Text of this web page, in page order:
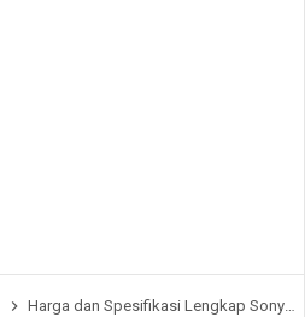
Harga dan Spesifikasi Lengkap Sony Xperia XA1 Ultra